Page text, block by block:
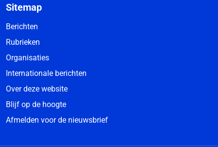
Sitemap
Berichten
Rubrieken
Organisaties
Internationale berichten
Over deze website
Blijf op de hoogte
Afmelden voor de nieuwsbrief